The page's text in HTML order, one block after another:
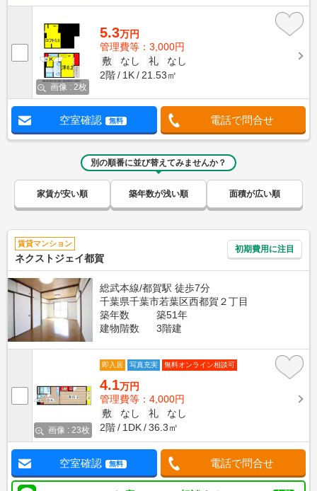
画像 : 2枚
5.3万円
管理費等：3,000円
敷
なし 礼
なし
2階
1K 21.53㎡
空室確認 無料 電話で問合せ
別の順番に並び替えてみませんか？
家賃が安い順 築年数が浅い順 面積が広い順
賃貸マンション
ネクストジェイ都賀
初期費用に注目
総武本線/都賀駅 徒歩7分
千葉県千葉市若葉区西都賀２丁目
築年数
築51年
建物階数
3階建
画像 : 23枚
即入居 写真充実 無料オンライン相談可
4.1万円
管理費等：4,000円
敷
なし 礼
なし
2階
1DK 36.3㎡
空室確認 無料 電話で問合せ